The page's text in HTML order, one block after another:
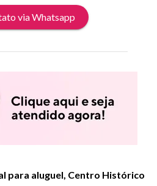
via Whatsapp
para aluguel, Centro Histórico